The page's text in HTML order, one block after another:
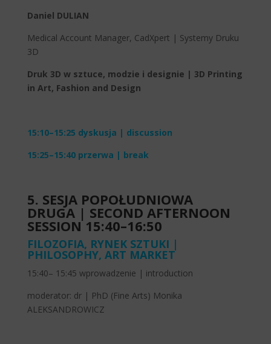
Daniel DULIAN
Medical Account Manager, CadXpert | Systemy Druku
3D
Druk 3D w sztuce, modzie i designie | 3D Printing
in Art, Fashion and Design
15:10–15:25 dyskusja | discussion
15:25–15:40 przerwa | break
5. SESJA POPOŁUDNIOWA
DRUGA | SECOND AFTERNOON
SESSION 15:40–16:50
FILOZOFIA, RYNEK SZTUKI |
PHILOSOPHY, ART MARKET
15:40– 15:45 wprowadzenie | introduction
moderator: dr | PhD (Fine Arts) Monika
ALEKSANDROWICZ